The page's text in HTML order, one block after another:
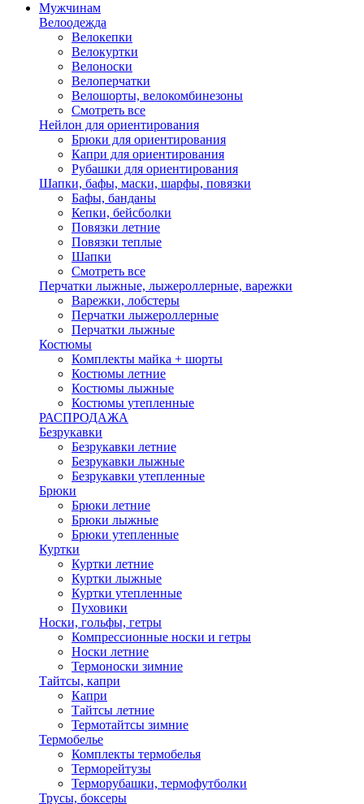
Мужчинам
Велоодежда
Велокепки
Велокуртки
Велоноски
Велоперчатки
Велошорты, велокомбинезоны
Смотреть все
Нейлон для ориентирования
Брюки для ориентирования
Капри для ориентирования
Рубашки для ориентирования
Шапки, бафы, маски, шарфы, повязки
Бафы, банданы
Кепки, бейсболки
Повязки летние
Повязки теплые
Шапки
Смотреть все
Перчатки лыжные, лыжероллерные, варежки
Варежки, лобстеры
Перчатки лыжероллерные
Перчатки лыжные
Костюмы
Комплекты майка + шорты
Костюмы летние
Костюмы лыжные
Костюмы утепленные
РАСПРОДАЖА
Безрукавки
Безрукавки летние
Безрукавки лыжные
Безрукавки утепленные
Брюки
Брюки летние
Брюки лыжные
Брюки утепленные
Куртки
Куртки летние
Куртки лыжные
Куртки утепленные
Пуховики
Носки, гольфы, гетры
Компрессионные носки и гетры
Носки летние
Термоноски зимние
Тайтсы, капри
Капри
Тайтсы летние
Термотайтсы зимние
Термобелье
Комплекты термобелья
Терморейтузы
Терморубашки, термофутболки
Трусы, боксеры